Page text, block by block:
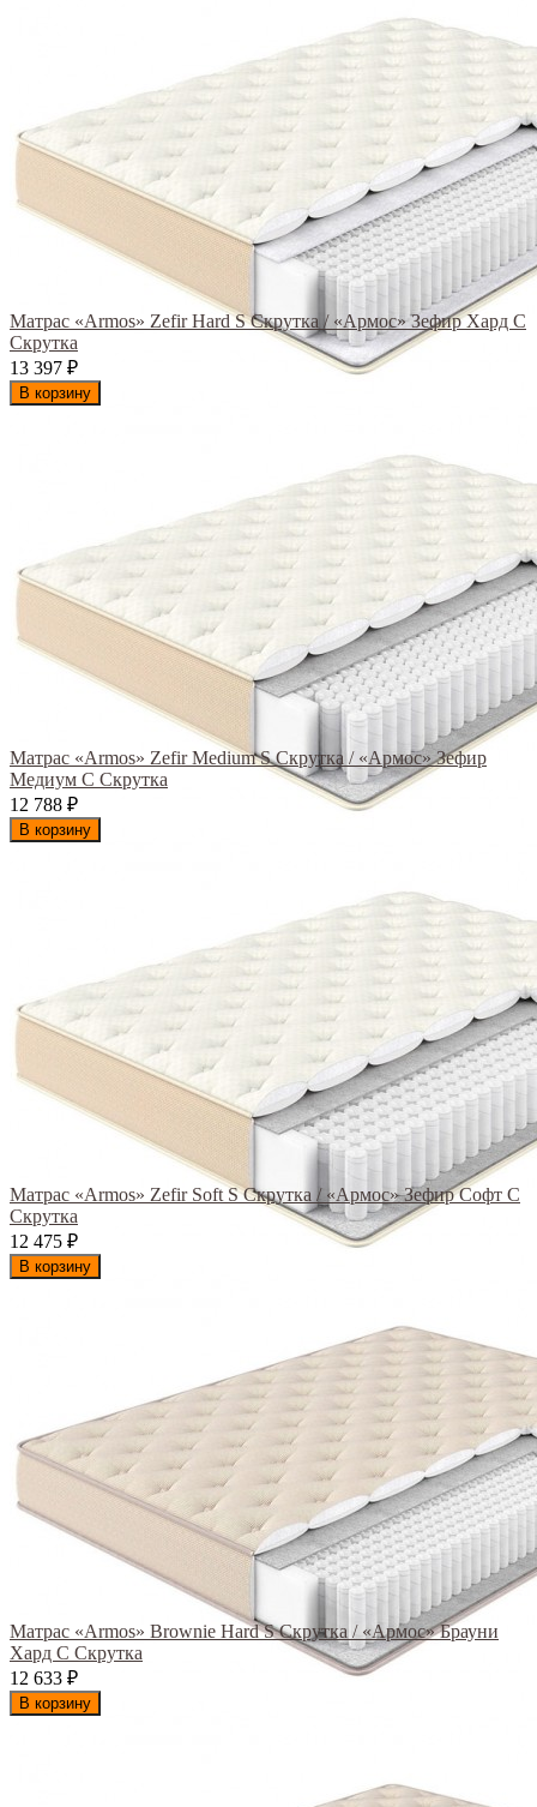
Матрас «Armos» Zefir Hard S Скрутка / «Армос» Зефир Хард С
Скрутка
13 397 ₽
В корзину
Матрас «Armos» Zefir Medium S Скрутка / «Армос» Зефир
Медиум С Скрутка
12 788 ₽
В корзину
Матрас «Armos» Zefir Soft S Скрутка / «Армос» Зефир Софт С
Скрутка
12 475 ₽
В корзину
Матрас «Armos» Brownie Hard S Скрутка / «Армос» Брауни
Хард С Скрутка
12 633 ₽
В корзину